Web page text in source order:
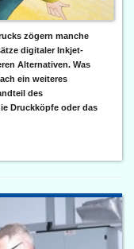
zögern manche
digitaler Inkjet-
Alternativen. Was
ein weiteres
des
Druckköpfe oder das